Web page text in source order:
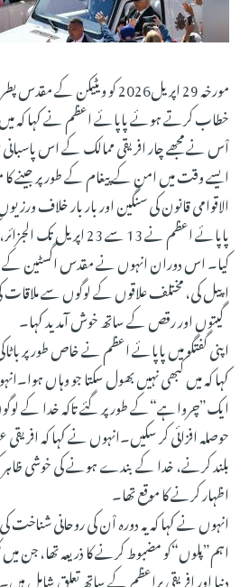
مورخہ 29 اپریل2026 کو
خطاب کرتے ہوئے پاپائے اعظم نے کہا کہ میں
اْس نے مجھے چار افریقی ممالک کے اس پاسبانی
ایسے وقت میں امن کے پیغام کے طور پر جینے کا
الاقوامی قانون کی سنگین اور بار بار خلاف
پاپائے اعظم نے 13 سے 23
کیا۔ اس دوران انہوں نے مقدس اگسٹین کے
اپیل کی، مختلف علاقوں کے لوگوں سے
گیتوں اور رقص کے ساتھ خوش آمدید کہا۔
اپنی گفتگو میں پاپائے اعظم نے خاص طور پر
کہا کہ میں کبھی نہیں بھول سکتا جو وہاں
ایک”چرواہے“کے طور پر گئے تاکہ خدا کے
حوصلہ افزائی کر سکیں۔انہوں نے کہا کہ
بلند کرنے، خدا کے بندے ہونے کی خوشی ظاہر
اظہار کرنے کا موقع تھا۔
انہوں نے کہا کہ یہ دورہ اْن کی روحانی
اہم”پلوں“کو مضبوط کرنے کا ذریعہ تھا، جن میں
دنیا اور افریقی براعظم کے ساتھ تعلق شامل